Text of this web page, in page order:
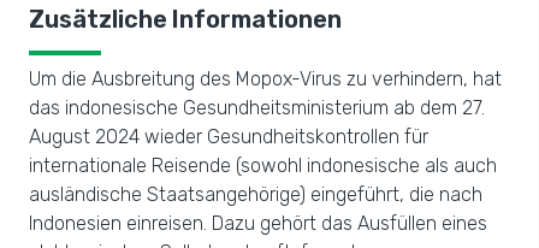
Zusätzliche Informationen
Um die Ausbreitung des Mopox-Virus zu verhindern, hat
das indonesische Gesundheitsministerium ab dem 27.
August 2024 wieder Gesundheitskontrollen für
internationale Reisende (sowohl indonesische als auch
ausländische Staatsangehörige) eingeführt, die nach
Indonesien einreisen. Dazu gehört das Ausfüllen eines